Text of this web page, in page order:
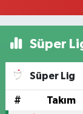
Süper
Süper Lig
# Takım